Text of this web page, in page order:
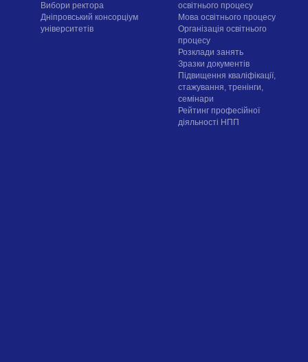
Вибори ректора
Дніпровський консорціум
університетів
освітнього процесу
Мова освітнього процесу
Організація освітнього
процесу
Розклади занять
Зразки документів
Підвищення кваліфікації,
стажування, тренінги,
семінари
Рейтинг професійної
діяльності НПП